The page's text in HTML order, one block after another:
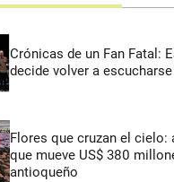
Crónicas de un Fan Fatal:
decide volver a escucharse
Flores que cruzan el cielo:
que mueve US$ 380
antioqueño